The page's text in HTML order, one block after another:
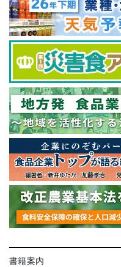
書籍案内